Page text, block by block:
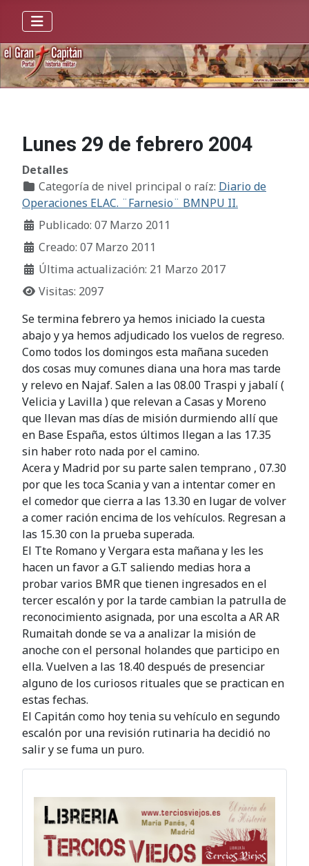
Lunes 29 de febrero 2004
Detalles
Categoría de nivel principal o raíz: Diario de
Operaciones ELAC. ¨Farnesio¨ BMNPU II.
Publicado: 07 Marzo 2011
Creado: 07 Marzo 2011
Última actualización: 21 Marzo 2017
Visitas: 2097
Se termina febrero ya hemos iniciado la cuesta
abajo y ya hemos adjudicado los vuelos de regreso.
Como todos los domingos esta mañana suceden
dos cosas muy comunes diana una hora mas tarde
y relevo en Najaf. Salen a las 08.00 Traspi y jabalí (
Velicia y Lavilla ) que relevan a Casas y Moreno
que llevan mas días de misión durmiendo allí que
en Base España, estos últimos llegan a las 17.35
sin haber roto nada por el camino.
Acera y Madrid por su parte salen temprano , 07.30
por que les toca Scania y van a intentar comer en
el comedor que cierra a las 13.30 en lugar de volver
a comer ración encima de los vehículos. Regresan a
las 15.30 con la prueba superada.
El Tte Romano y Vergara esta mañana y les les
hacen un favor a G.T saliendo medias hora a
probar varios BMR que tienen ingresados en el
tercer escalón y por la tarde cambian la patrulla de
reconocimiento asignada, por una escolta a AR AR
Rumaitah donde se va a analizar la misión de
anoche con el personal holandes que participo en
ella. Vuelven a las 18.40 después de presenciar
alguno de los curiosos rituales que se practican en
estas fechas.
El Capitán como hoy tenia su vehículo en segundo
escalón por una revisión rutinaria ha decidió no
salir y se fuma un puro.